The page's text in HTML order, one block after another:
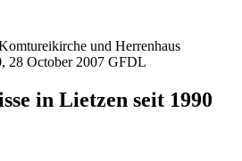
und Herrenhaus
28 October 2007 GFDL
in Lietzen seit 1990